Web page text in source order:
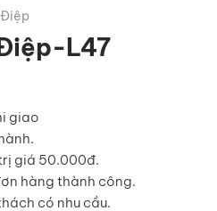
Điệp
L47
giao
giá 50.000đ.
hàng thành công.
có nhu cầu.